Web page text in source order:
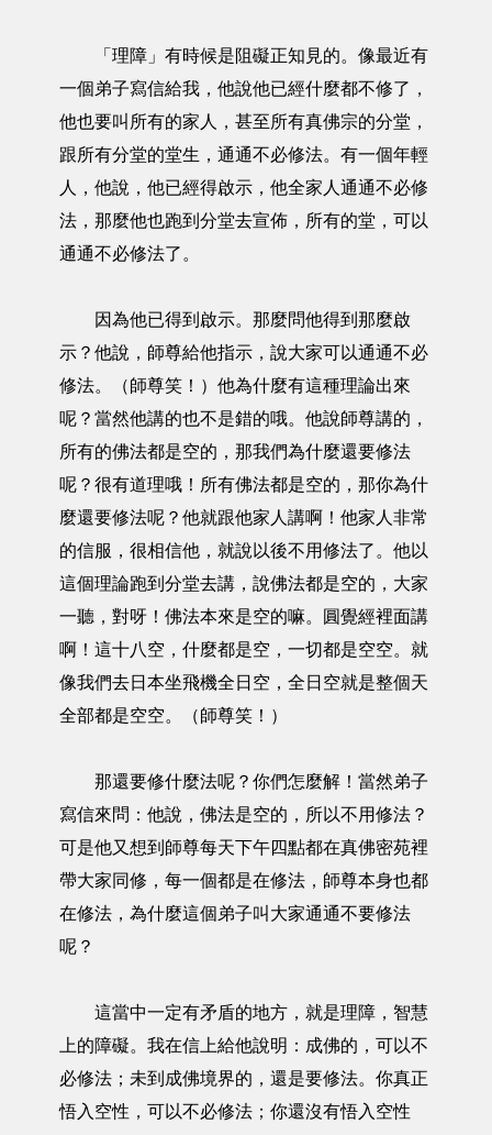
「理障」有時候是阻礙正知見的。像最近有
一個弟子寫信給我，他說他已經什麼都不修了，
他也要叫所有的家人，甚至所有真佛宗的分堂，
跟所有分堂的堂生，通通不必修法。有一個年輕
人，他說，他已經得啟示，他全家人通通不必修
法，那麼他也跑到分堂去宣佈，所有的堂，可以
通通不必修法了。
因為他已得到啟示。那麼問他得到那麼啟
示？他說，師尊給他指示，說大家可以通通不必
修法。（師尊笑！）他為什麼有這種理論出來
呢？當然他講的也不是錯的哦。他說師尊講的，
所有的佛法都是空的，那我們為什麼還要修法
呢？很有道理哦！所有佛法都是空的，那你為什
麼還要修法呢？他就跟他家人講啊！他家人非常
的信服，很相信他，就說以後不用修法了。他以
這個理論跑到分堂去講，說佛法都是空的，大家
一聽，對呀！佛法本來是空的嘛。圓覺經裡面講
啊！這十八空，什麼都是空，一切都是空空。就
像我們去日本坐飛機全日空，全日空就是整個天
全部都是空空。（師尊笑！）
那還要修什麼法呢？你們怎麼解！當然弟子
寫信來問：他說，佛法是空的，所以不用修法？
可是他又想到師尊每天下午四點都在真佛密苑裡
帶大家同修，每一個都是在修法，師尊本身也都
在修法，為什麼這個弟子叫大家通通不要修法
呢？
這當中一定有矛盾的地方，就是理障，智慧
上的障礙。我在信上給他說明：成佛的，可以不
必修法；未到成佛境界的，還是要修法。你真正
悟入空性，可以不必修法；你還沒有悟入空性